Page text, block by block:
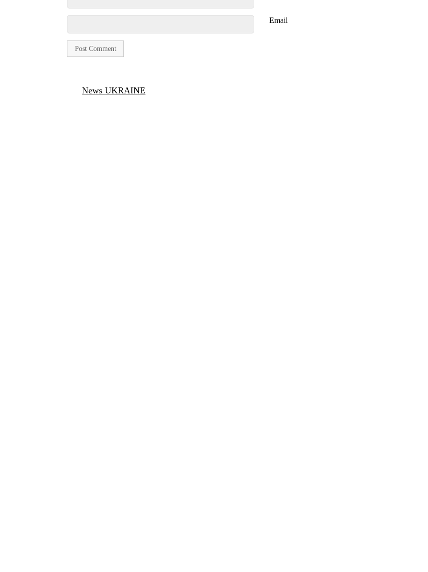
Email
News UKRAINE